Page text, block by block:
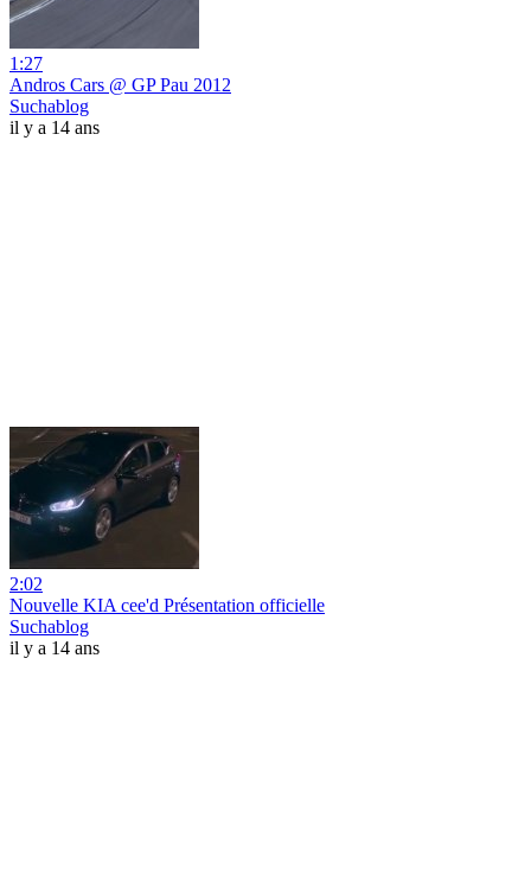
1:27
Andros Cars @ GP Pau 2012
Suchablog
il y a 14 ans
2:02
Nouvelle KIA cee'd Présentation officielle
Suchablog
il y a 14 ans